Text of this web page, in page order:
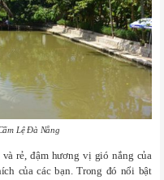
Lệ Đà Nẵng
rẻ, đậm hương vị gió nắng của
của các bạn. Trong đó nổi bật